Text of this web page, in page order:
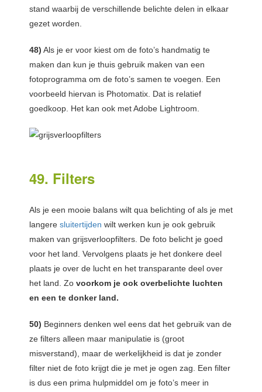
stand waarbij de verschillende belichte delen in elkaar
gezet worden.
48) Als je er voor kiest om de foto’s handmatig te
maken dan kun je thuis gebruik maken van een
fotoprogramma om de foto’s samen te voegen. Een
voorbeeld hiervan is Photomatix. Dat is relatief
goedkoop. Het kan ook met Adobe Lightroom.
49. Filters
Als je een mooie balans wilt qua belichting of als je met
langere sluitertijden wilt werken kun je ook gebruik
maken van grijsverloopfilters. De foto belicht je goed
voor het land. Vervolgens plaats je het donkere deel
plaats je over de lucht en het transparante deel over
het land. Zo voorkom je ook overbelichte luchten
en een te donker land.
50) Beginners denken wel eens dat het gebruik van de
ze filters alleen maar manipulatie is (groot
misverstand), maar de werkelijkheid is dat je zonder
filter niet de foto krijgt die je met je ogen zag. Een filter
is dus een prima hulpmiddel om je foto’s meer in